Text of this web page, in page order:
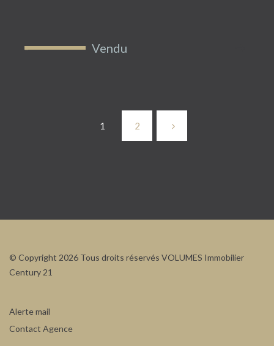
Vendu
1 2
© Copyright 2026 Tous droits réservés VOLUMES Immobilier
Century 21
Alerte mail
Contact Agence